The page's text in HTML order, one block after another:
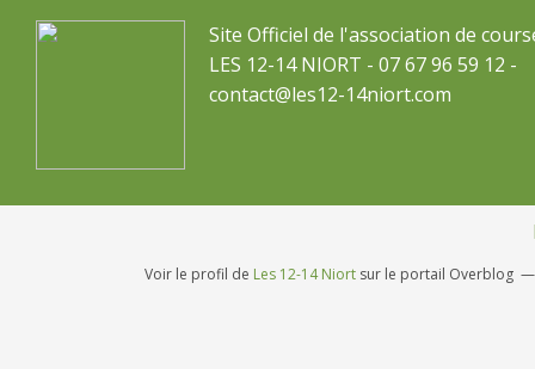
Site Officiel de l'association de
LES 12-14 NIORT - 07 67 96 59 12 -
contact@les12-14niort.com
Voir le profil de Les 12-14 Niort sur le portail Overblog